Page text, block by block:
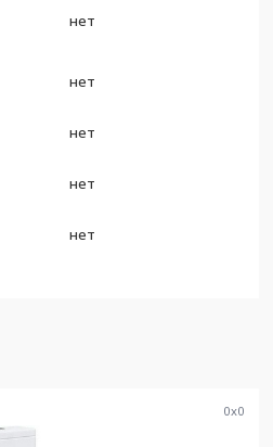
нет
нет
нет
нет
нет
0x0